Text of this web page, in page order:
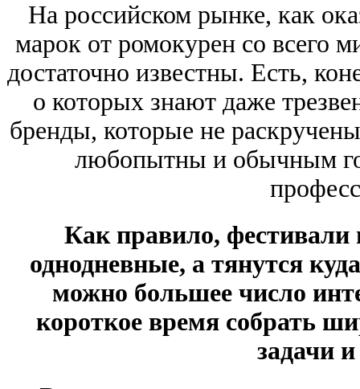
На российском рынке, как
марок от ромокурен со всего
достаточно известны. Есть,
о которых знают даже
бренды, которые не
любопытны и обычным
Как правило, фестивали
однодневные, а тянутся
можно большее число
короткое время собрать
задачи